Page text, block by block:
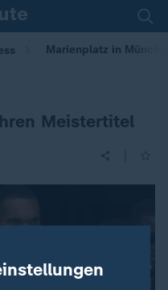
Marienplatz in
Meistertitel